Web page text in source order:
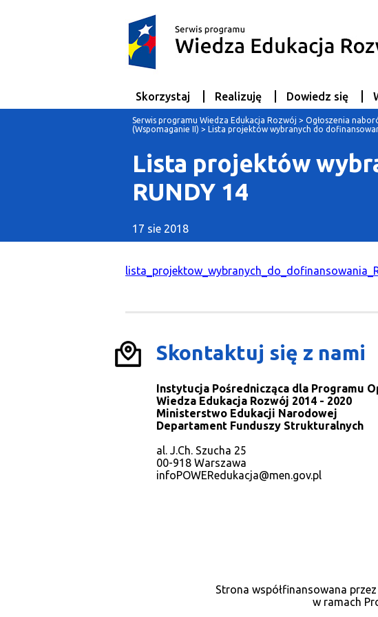
Skorzystaj Realizuję Dowiedz się
Serwis programu Wiedza Edukacja Rozwój > Ogłoszenia
(Wspomaganie II) > Lista projektów wybranych do
Lista projektów
RUNDY 14
17 sie 2018
Skontaktuj się z nami
Instytucja Pośrednicząca dla Programu
Wiedza Edukacja Rozwój 2014 - 2020
Ministerstwo Edukacji Narodowej
Departament Funduszy Strukturalnych
al. J.Ch. Szucha 25
00-918 Warszawa
infoPOWERedukacja@men.gov.pl
Strona współfinansowana
w ramach